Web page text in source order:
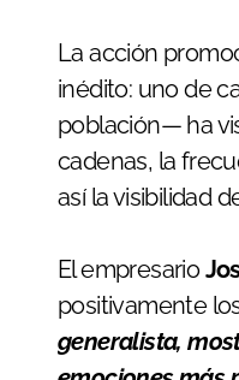
La acción
inédito: uno de
población— ha
cadenas, la
así la visibilidad
El empresario
positivamente
generalista,